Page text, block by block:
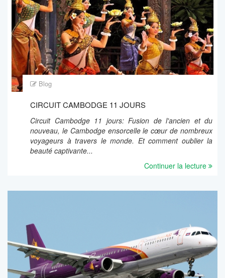
Blog
CIRCUIT CAMBODGE 11 JOURS
Circuit Cambodge 11 jours: Fusion de l'ancien et du
nouveau, le Cambodge ensorcelle le cœur de nombreux
voyageurs à travers le monde. Et comment oublier la
beauté captivante...
Continuer la lecture